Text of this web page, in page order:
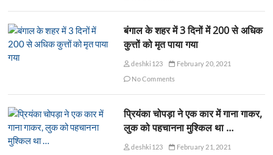
बंगाल के शहर में 3 दिनों में 200 से अधिक
कुत्तों को मृत पाया गया
deshki123
February 20, 2021
No Comments
प्रियंका चोपड़ा ने एक कार में गाना गाकर,
लुक को पहचानना मुश्किल था …
deshki123
February 21, 2021